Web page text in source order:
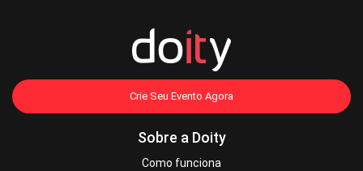
Crie Seu Evento Agora
Sobre a Doity
Como funciona